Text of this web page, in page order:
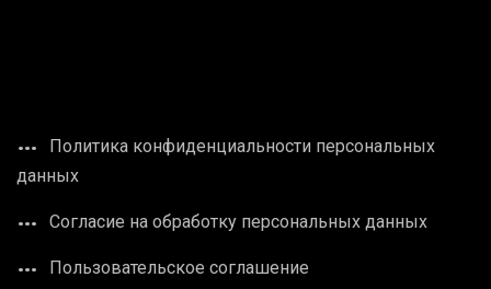
Политика конфиденциальности персональных
данных
Согласие на обработку персональных данных
Пользовательское соглашение